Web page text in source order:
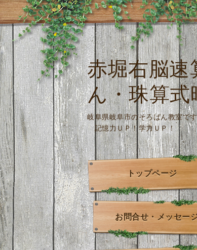
赤堀右脳
ん・珠算式
岐阜県岐阜市のそろばん教
記憶力ＵＰ！学力ＵＰ！
トップページ
お問合せ・メッセー